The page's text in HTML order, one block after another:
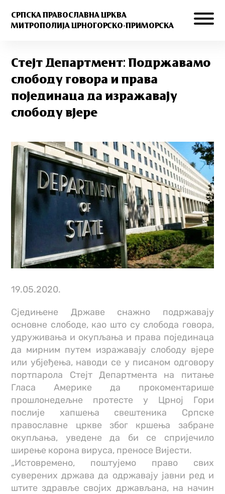
СРПСКА ПРАВОСЛАВНА ЦРКВА
МИТРОПОЛИЈА ЦРНОГОРСКО-ПРИМОРСКА
Стејт Департмент: Подржавамо
слободу говора и права
појединаца да изражавају
слободу вjере
19.05.2020.
Сједињене Државе снажно подржавају
основне слободе, као што су слобода говора,
удруживања и окупљања и права појединаца
да мирним путем изражавају слободу вjере
или убjеђења, наводи се у писаном одговору
портпарола Стејт Департмента на питање
Гласа Америке да прокоментарише
прошлонедељне протесте у Црној Гори
послије хапшења свештеника Српске
православне цркве због кршења забране
окупљања, уведене да би се спријечило
ширење корона вируса, преносе Вијести.
„Истовремено, поштујемо право свих
суверених држава да одржавају јавни ред и
штите здравље својих држављана, на начин